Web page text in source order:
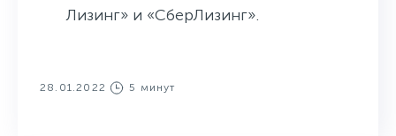
Лизинг» и «СберЛизинг».
28.01.2022 5 минут